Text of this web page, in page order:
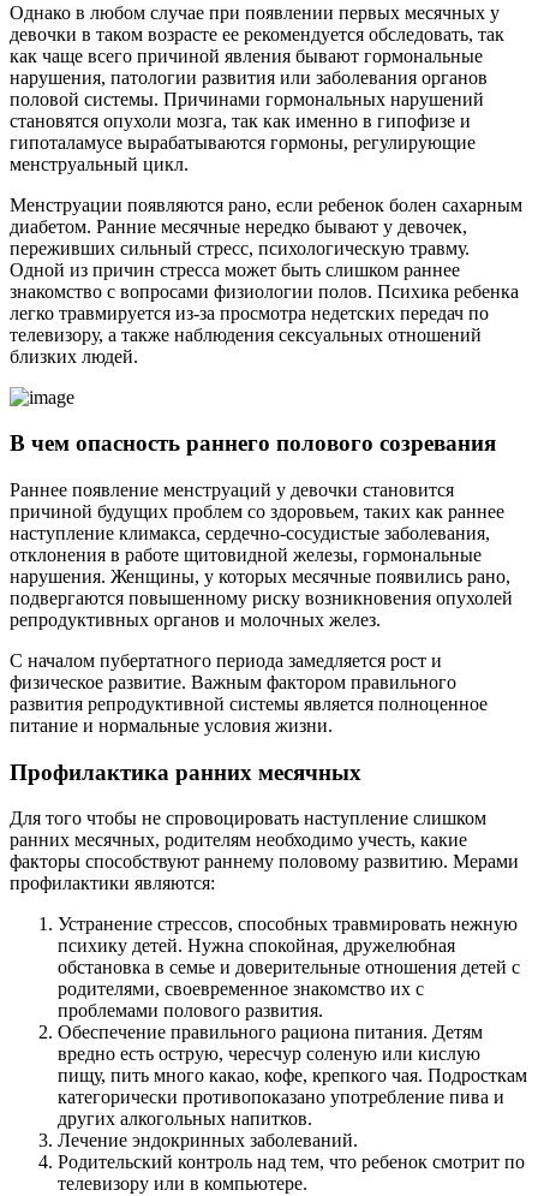
Однако в любом случае при появлении первых месячных у
девочки в таком возрасте ее рекомендуется обследовать, так
как чаще всего причиной явления бывают гормональные
нарушения, патологии развития или заболевания органов
половой системы. Причинами гормональных нарушений
становятся опухоли мозга, так как именно в гипофизе и
гипоталамусе вырабатываются гормоны, регулирующие
менструальный цикл.
Менструации появляются рано, если ребенок болен сахарным
диабетом. Ранние месячные нередко бывают у девочек,
переживших сильный стресс, психологическую травму.
Одной из причин стресса может быть слишком раннее
знакомство с вопросами физиологии полов. Психика ребенка
легко травмируется из-за просмотра недетских передач по
телевизору, а также наблюдения сексуальных отношений
близких людей.
В чем опасность раннего полового созревания
Раннее появление менструаций у девочки становится
причиной будущих проблем со здоровьем, таких как раннее
наступление климакса, сердечно-сосудистые заболевания,
отклонения в работе щитовидной железы, гормональные
нарушения. Женщины, у которых месячные появились рано,
подвергаются повышенному риску возникновения опухолей
репродуктивных органов и молочных желез.
С началом пубертатного периода замедляется рост и
физическое развитие. Важным фактором правильного
развития репродуктивной системы является полноценное
питание и нормальные условия жизни.
Профилактика ранних месячных
Для того чтобы не спровоцировать наступление слишком
ранних месячных, родителям необходимо учесть, какие
факторы способствуют раннему половому развитию. Мерами
профилактики являются:
Устранение стрессов, способных травмировать нежную
психику детей. Нужна спокойная, дружелюбная
обстановка в семье и доверительные отношения детей с
родителями, своевременное знакомство их с
проблемами полового развития.
Обеспечение правильного рациона питания. Детям
вредно есть острую, чересчур соленую или кислую
пищу, пить много какао, кофе, крепкого чая. Подросткам
категорически противопоказано употребление пива и
других алкогольных напитков.
Лечение эндокринных заболеваний.
Родительский контроль над тем, что ребенок смотрит по
телевизору или в компьютере.